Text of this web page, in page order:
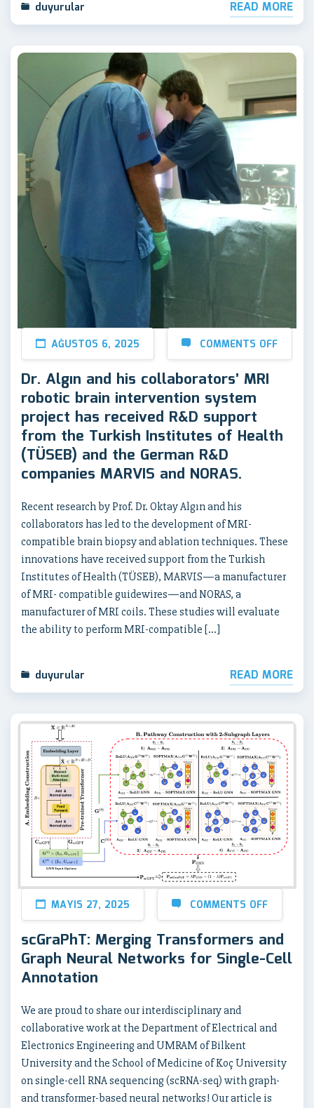
duyurular READ MORE
AĞUSTOS 6, 2025 COMMENTS OFF
Dr. Algın and his collaborators’ MRI
robotic brain intervention system
project has received R&D support
from the Turkish Institutes of Health
(TÜSEB) and the German R&D
companies MARVIS and NORAS.
Recent research by Prof. Dr. Oktay Algın and his
collaborators has led to the development of MRI-
compatible brain biopsy and ablation techniques. These
innovations have received support from the Turkish
Institutes of Health (TÜSEB), MARVIS—a manufacturer
of MRI- compatible guidewires—and NORAS, a
manufacturer of MRI coils. These studies will evaluate
the ability to perform MRI-compatible […]
duyurular READ MORE
MAYIS 27, 2025 COMMENTS OFF
scGraPhT: Merging Transformers and
Graph Neural Networks for Single-Cell
Annotation
We are proud to share our interdisciplinary and
collaborative work at the Department of Electrical and
Electronics Engineering and UMRAM of Bilkent
University and the School of Medicine of Koç University
on single-cell RNA sequencing (scRNA-seq) with graph-
and transformer-based neural networks! Our article is